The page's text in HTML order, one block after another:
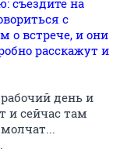
съездите на
с
встрече, и они
расскажут и
день и
и сейчас там